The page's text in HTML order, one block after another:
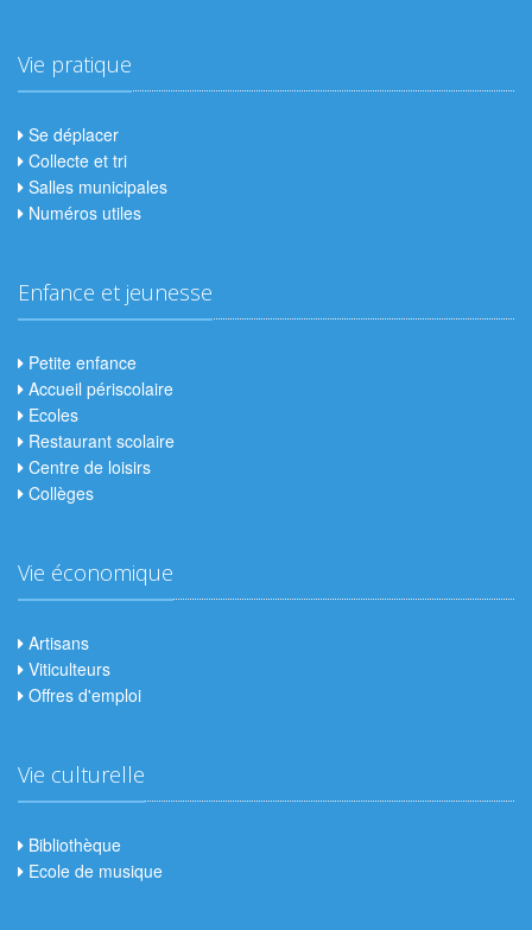
Vie pratique
Se déplacer
Collecte et tri
Salles municipales
Numéros utiles
Enfance et jeunesse
Petite enfance
Accueil périscolaire
Ecoles
Restaurant scolaire
Centre de loisirs
Collèges
Vie économique
Artisans
Viticulteurs
Offres d'emploi
Vie culturelle
Bibliothèque
Ecole de musique